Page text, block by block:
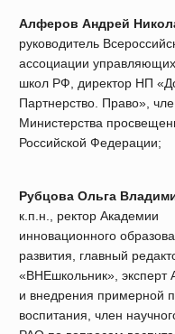
Алферов Андрей
руководитель
ассоциации
школ РФ, директор НП
Партнерство. Право»,
Министерства
Российской Федерации;
Рубцова Ольга
к.п.н., ректор Академии
инновационного
развития, главный
«ВНЕшкольник», эксперт
и внедрения примерной
воспитания, член